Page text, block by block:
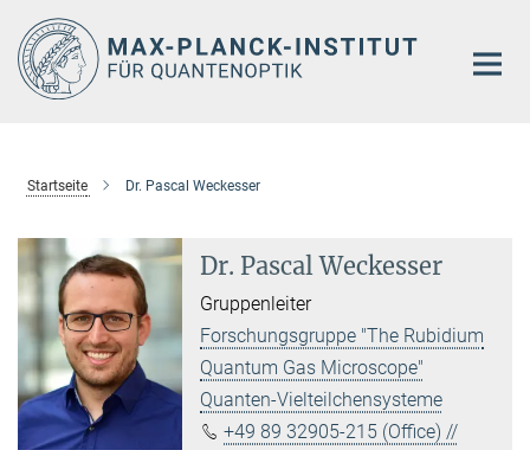
Hauptinhalt
Startseite Dr. Pascal Weckesser
Dr. Pascal Weckesser
Gruppenleiter
Forschungsgruppe "The Rubidium
Quantum Gas Microscope"
Quanten-Vielteilchensysteme
+49 89 32905-215 (Office) //